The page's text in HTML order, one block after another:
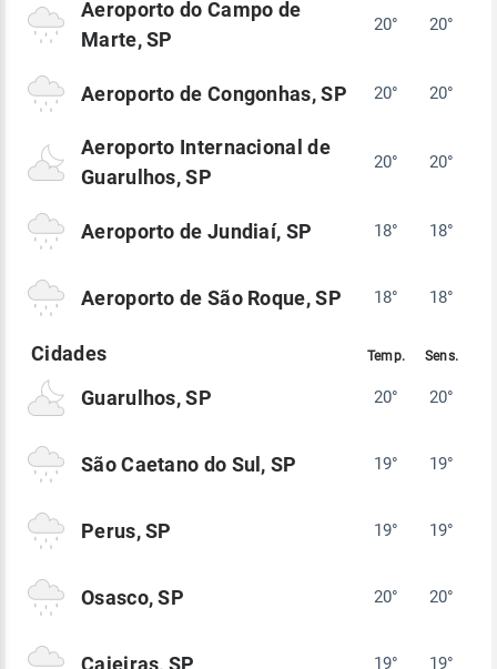
Aeroporto do Campo de
Marte, SP
20° 20°
Aeroporto de Congonhas, SP 20° 20°
Aeroporto Internacional de
Guarulhos, SP
20° 20°
Aeroporto de Jundiaí, SP 18° 18°
Aeroporto de São Roque, SP 18° 18°
Guarulhos, SP 20° 20°
São Caetano do Sul, SP 19° 19°
Perus, SP 19° 19°
Osasco, SP 20° 20°
Caieiras, SP 19° 19°